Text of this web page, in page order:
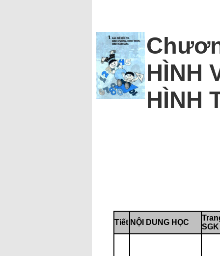
HÌNH
HÌNH
Tiết NỘI DUNG HỌC
SGK